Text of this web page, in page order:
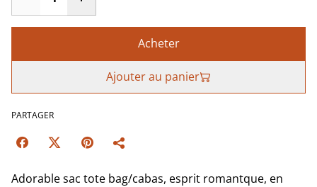
Acheter
Ajouter au panier
PARTAGER
Adorable sac tote bag/cabas, esprit romantque, en